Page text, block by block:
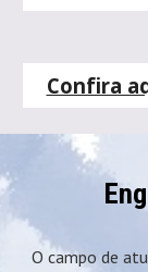
Confira
O campo de